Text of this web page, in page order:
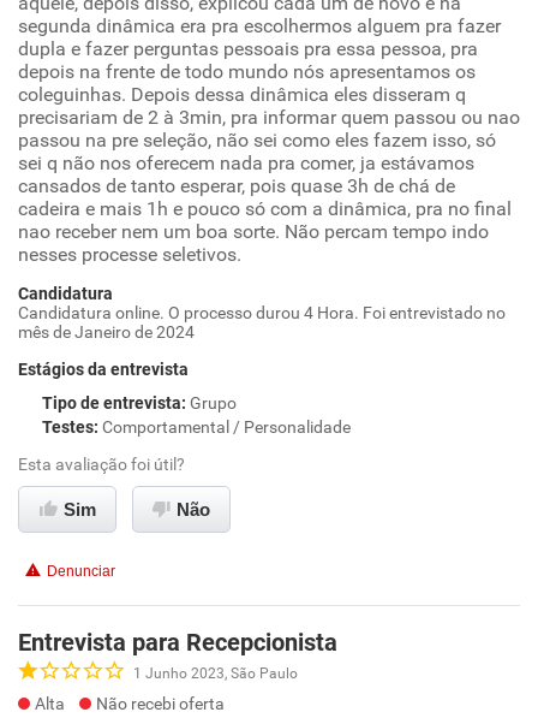
segunda dinâmica era pra escolhermos alguem pra fazer
dupla e fazer perguntas pessoais pra essa pessoa, pra
depois na frente de todo mundo nós apresentamos os
coleguinhas. Depois dessa dinâmica eles disseram q
precisariam de 2 à 3min, pra informar quem passou ou nao
passou na pre seleção, não sei como eles fazem isso, só
sei q não nos oferecem nada pra comer, ja estávamos
cansados de tanto esperar, pois quase 3h de chá de
cadeira e mais 1h e pouco só com a dinâmica, pra no final
nao receber nem um boa sorte. Não percam tempo indo
nesses processe seletivos.
Candidatura
Candidatura online. O processo durou 4 Hora. Foi entrevistado no
mês de Janeiro de 2024
Estágios da entrevista
Tipo de entrevista: Grupo
Testes: Comportamental / Personalidade
Esta avaliação foi útil?
Sim Não
Denunciar
Entrevista para Recepcionista
1 Junho 2023, São Paulo
Alta Não recebi oferta